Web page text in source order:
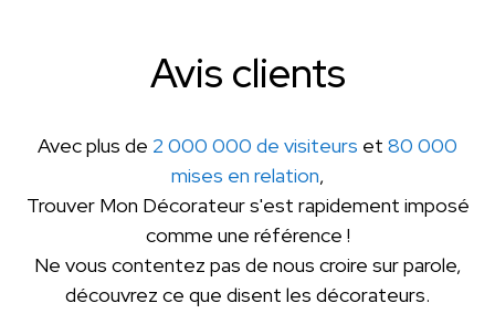
Avis clients
Avec plus de 2 000 000 de visiteurs et 80 000
mises en relation,
Trouver Mon Décorateur s'est rapidement imposé
comme une référence !
Ne vous contentez pas de nous croire sur parole,
découvrez ce que disent les décorateurs.